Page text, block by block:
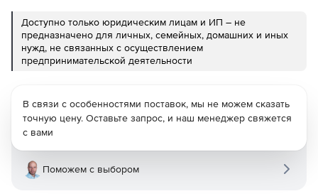
Доступно только юридическим лицам и ИП – не
предназначено для личных, семейных, домашних и иных
нужд, не связанных с осуществлением
предпринимательской деятельности
В связи с особенностями поставок, мы не можем сказать
точную цену. Оставьте запрос, и наш менеджер свяжется
с вами
Поможем с выбором